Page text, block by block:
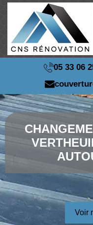
05 33 06
Voir